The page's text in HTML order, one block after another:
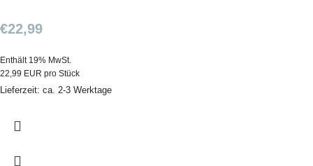
€22,99
Enthält 19% MwSt.
22,99 EUR pro Stück
Lieferzeit: ca. 2-3 Werktage